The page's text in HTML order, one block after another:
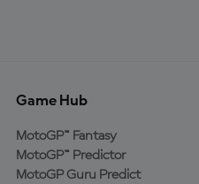
Game Hub
MotoGP™ Fantasy
MotoGP™ Predictor
MotoGP Guru Predict